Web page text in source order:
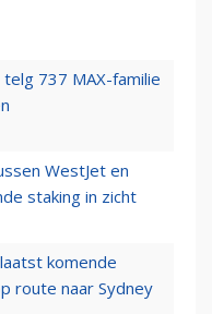
737 MAX-familie
WestJet en
staking in zicht
komende
route naar Sydney